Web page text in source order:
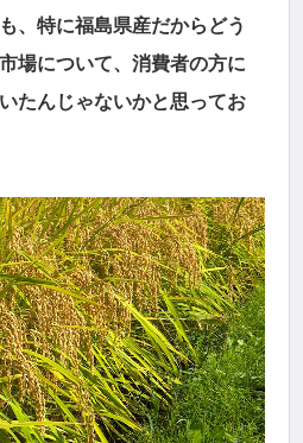
、特に福島県産だからどう
場について、消費者の方に
たんじゃないかと思ってお